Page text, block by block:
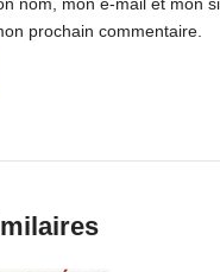
prochain commentaire.